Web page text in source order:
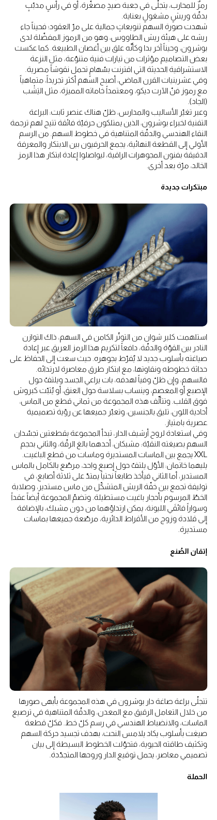
رمزٌ للمحارب، يتجلّى في جعبة صيدٍ مصغّرة، أو في رأسٍ مدبّبٍ
بدقّة وريشٍ مشغولٍ بعناية.
شهدت صورة السهم تنويعاتٍ جمالية على مرّ العقود؛ فحيناً جاء
ريشه على هيئة ريش الطاووس، وهو من الرموز المفضّلة لدى
بوشرون، وحيناً آخر بدا وكأنّه علق بين أغصان الطبيعة. كما عكست
بعض التصاميم مؤثرات من تيارات فنية متنوّعة، مثل النزعة
الاستشراقية الحديثة التي اقترنت بسّهامٍ تحمل نقوشاً مصرية.
وفي عشرينيات القرن الماضي، أصبح السهم أكثر تجريداً، متماهياً
مع رموز فنّ الآرت ديكو، ومعتمداً خاماته المميزة، مثل اليَشْب
(الجاد).
وعبر تغيّر الأساليب والمدارس، ظلّ هناك عنصر ثابت: البراعة
التقنية لخبراء بوشرون، الذين يمتلكون حرفيّة فائقة تتيح لهم ترجمة
النقاء الهندسي والدقّة المتناهية في خطوط السهم. من الرسم
الأولي إلى القطعة النهائية، يجمع الحرفيون بين الابتكار والمعرفة
الدقيقة بفنون المجوهرات الراقية، ليواصلوا إعادة ابتكار هذا الرمز
الخالد، مرّة بعد أخرى.
مبتكرات جديدة
استلهمت كلير شوان من التوتّر الكامن في السهم، ذاك التوازن
النادر بين القوّة والدقّة، دافعاً لتكريم هذا الرمز العريق عبر إعادة
صياغته بأسلوب جديد لا يُفرّط بجوهره. حيث سعت إلى الحفاظ على
حداثة خطوطه ونقاوتها، مع ابتكار طرق معاصرة لارتدائه.
فالسهم، وإن ظلّ وفياً لهدفه، بات يراعي الجسد ويلتفّ حول
الإصبع أو المعصم، وينساب بسلاسة حول العنق، أو يُثبّت كبروش
فوق القلب. وتتألّف هذه المجموعة من ثماني قطع من الماس،
أحادية اللون، تليق بالجنسين، وتعبّر جميعها عن رؤية تصميمية
عصرية بامتياز.
وفي استعادة لروح أرشيف الدار، تبدأ المجموعة بقطعتين تجسّدان
السهم بصيغته النقيّة: مشبكان، أحدهما بالغ الرقّة، والثاني بحجم
XXL يجمع بين الماسات المستديرة وماسات من قطع الباغيت.
يليهما خاتمان: الأوّل يلتفّ حول إصبع واحد، مرصّع بالكامل بالماس
المستدير، أما الثاني فيأخذ طابعاً نحتياً يمتدّ على ثلاثة أصابع، في
توليفة تجمع بين خفّة الريش المتشكّل من ماس مستدير، وصلابة
الخطّ المرسوم بأحجار باغيت مستطيلة. وتضمّ المجموعة أيضاً عقداً
وسواراً فائقَي الليونة، يمكن ارتداؤهما من دون مشبك، بالإضافة
إلى قلادة وزوج من الأقراط الدائرية، مرصّعة جميعها بماسات
مستديرة.
إتقان الصُنع
تتجلّى براعة صاغة دار بوشرون في هذه المجموعة بأبهى صورها
من خلال التعامل الرقيق مع المعدن، والدقّة المتناهية في ترصيع
الماسات، والانضباط الهندسي في رسم كلّ خط. فكلّ قطعة
صيغت بأسلوب يكاد يلامس النحت، بهدف تجسيد حركة السهم
وتكثيف طاقته الحيوية، فتحوّلت الخطوط البسيطة إلى بيان
تصميمي معاصر، يحمل توقيع الدار وروحها المتجدّدة.
الحملة